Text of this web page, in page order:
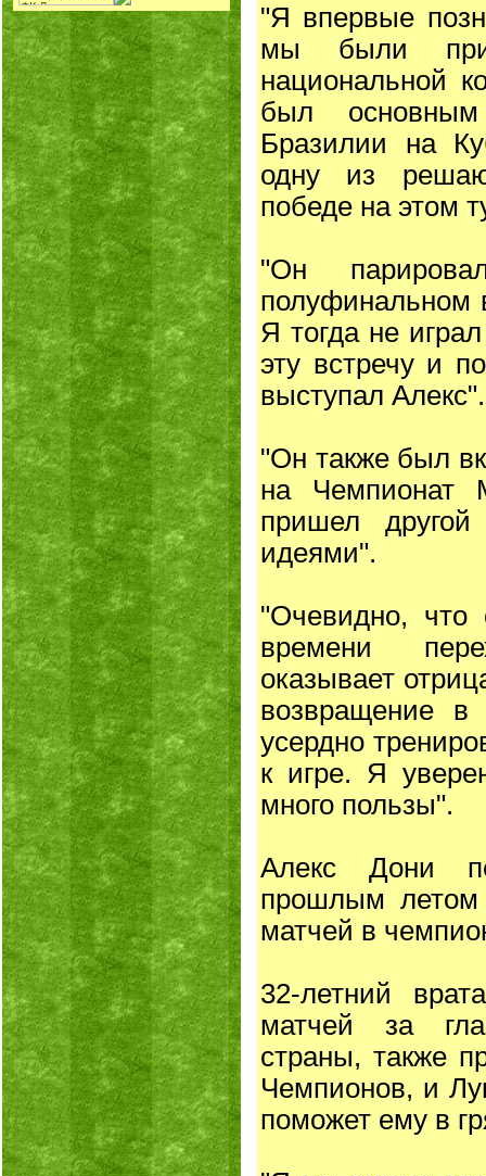
"Я впервые
мы были
национальной
был основным
Бразилии на
одну из
победе на этом
"Он
полуфинальном
Я тогда не
эту встречу и
выступал Алекс".
"Он также был
на Чемпионат
пришел
идеями".
"Очевидно, что
времени
оказывает
возвращение
усердно
к игре. Я
много пользы".
Алекс Дони
прошлым
матчей в
32-летний
матчей за
страны, также
Чемпионов, и
поможет ему в